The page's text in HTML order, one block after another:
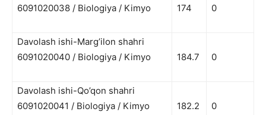
6091020038 / Biologiya / Kimyo
174 0
Davolash ishi-Marg’ilon shahri
6091020040 / Biologiya / Kimyo
184.7 0
Davolash ishi-Qo’qon shahri
6091020041 / Biologiya / Kimyo
182.2 0